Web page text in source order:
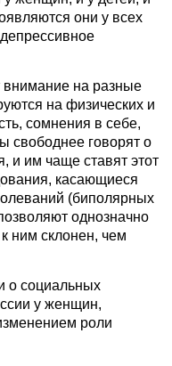
они у всех
на разные
на физических и
сомнения в себе,
свободнее говорят о
и им чаще ставят этот
касающиеся
(биполярных
однозначно
ним склонен, чем
о социальных
у женщин,
роли